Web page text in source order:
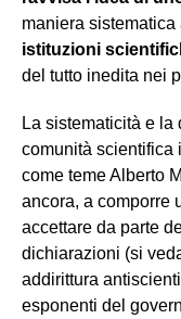
maniera sistematica
istituzioni
del tutto inedita nei
La sistematicità e la
comunità scientifica
come teme Alberto
ancora, a comporre
accettare da parte
dichiarazioni (si
addirittura
esponenti del